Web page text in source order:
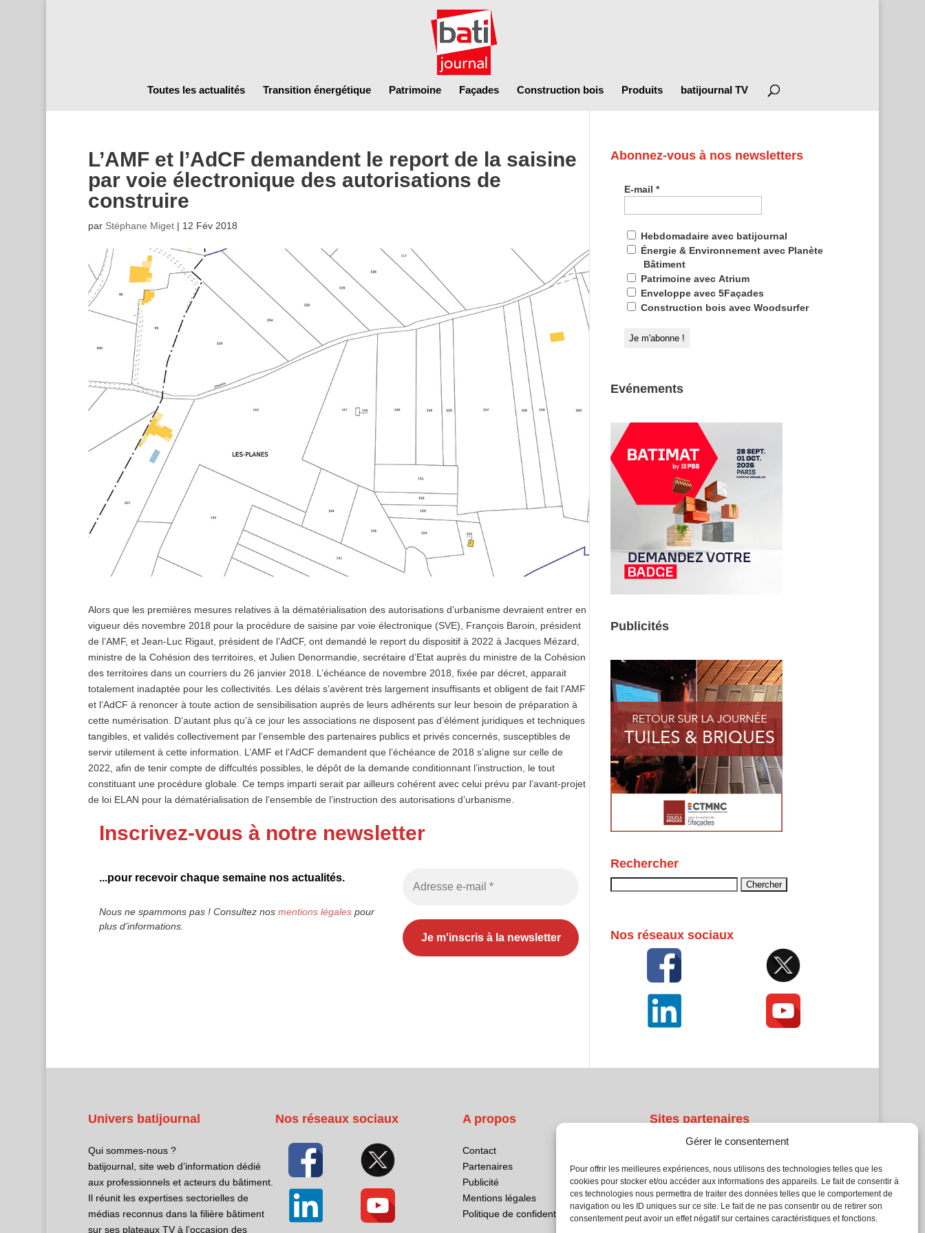
Gérer le consentement
Pour offrir les meilleures expériences, nous utilisons des technologies telles que les
cookies pour stocker et/ou accéder aux informations des appareils. Le fait de consentir à
ces technologies nous permettra de traiter des données telles que le comportement de
navigation ou les ID uniques sur ce site. Le fait de ne pas consentir ou de retirer son
consentement peut avoir un effet négatif sur certaines caractéristiques et fonctions.
Toutes les actualités Transition énergétique Patrimoine Façades Construction bois Produits batijournal TV
L’AMF et l’AdCF demandent le report de la saisine
par voie électronique des autorisations de
construire
par Stéphane Miget| 12 Fév 2018
Alors que les premières mesures relatives à la dématérialisation des autorisations d’urbanisme devraient entrer en
vigueur dès novembre 2018 pour la procédure de saisine par voie électronique (SVE), François Baroin, président
de l’AMF, et Jean-Luc Rigaut, président de l’AdCF, ont demandé le report du dispositif à 2022 à Jacques Mézard,
ministre de la Cohésion des territoires, et Julien Denormandie, secrétaire d’Etat auprès du ministre de la Cohésion
des territoires dans un courriers du 26 janvier 2018. L’échéance de novembre 2018, fixée par décret, apparait
totalement inadaptée pour les collectivités. Les délais s’avèrent très largement insuffisants et obligent de fait l’AMF
et l’AdCF à renoncer à toute action de sensibilisation auprès de leurs adhérents sur leur besoin de préparation à
cette numérisation. D’autant plus qu’à ce jour les associations ne disposent pas d’élément juridiques et techniques
tangibles, et validés collectivement par l’ensemble des partenaires publics et privés concernés, susceptibles de
servir utilement à cette information. L’AMF et l’AdCF demandent que l’échéance de 2018 s’aligne sur celle de
2022, afin de tenir compte de diffcultés possibles, le dépôt de la demande conditionnant l’instruction, le tout
constituant une procédure globale. Ce temps imparti serait par ailleurs cohérent avec celui prévu par l’avant-projet
de loi ELAN pour la dématérialisation de l’ensemble de l’instruction des autorisations d’urbanisme.
Inscrivez-vous à notre newsletter
...pour recevoir chaque semaine nos actualités.
Nous ne spammons pas ! Consultez nos mentions légalespour
plus d’informations.
Abonnez-vous à nos newsletters
E-mail*
Hebdomadaire avec batijournal
Énergie & Environnement avec Planète
Bâtiment
Patrimoine avec Atrium
Enveloppe avec 5Façades
Construction bois avec Woodsurfer
Evénements
Publicités
Rechercher
Nos réseaux sociaux
Univers batijournal
Qui sommes-nous ?
batijournal, site web d’information dédié
aux professionnels et acteurs du bâtiment.
Il réunit les expertises sectorielles de
médias reconnus dans la filière bâtiment
sur ses plateaux TV à l’occasion des
Nos réseaux sociaux A propos
Contact
Partenaires
Publicité
Mentions légales
Politique de confidentialité
Sites partenaires
Atrium Patrimoine
Kiosque 21
L'Atelier Bois
Planète Bâtiment